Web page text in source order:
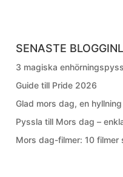
SENASTE
3 magiska
Guide till Pride 2026
Glad mors dag, en
Pyssla till Mors dag –
Mors dag-filmer: 10